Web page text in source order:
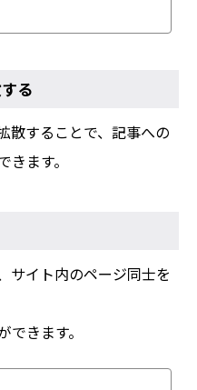
る
散することで、記事への
ます。
サイト内のページ同士を
きます。